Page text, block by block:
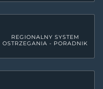
REGIONALNY SYSTEM
OSTRZEGANIA - PORADNIK